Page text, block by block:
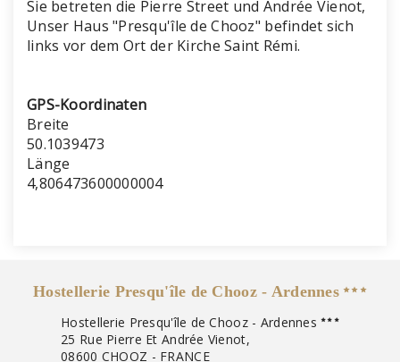
Sie betreten die Pierre Street und Andrée Vienot,
Unser Haus "Presqu'île de Chooz" befindet sich
links vor dem Ort der Kirche Saint Rémi.
GPS-Koordinaten
Breite
50.1039473
Länge
4,806473600000004
Hostellerie Presqu'île de Chooz - Ardennes
Hostellerie Presqu'île de Chooz - Ardennes
25 Rue Pierre Et Andrée Vienot,
08600 CHOOZ - FRANCE